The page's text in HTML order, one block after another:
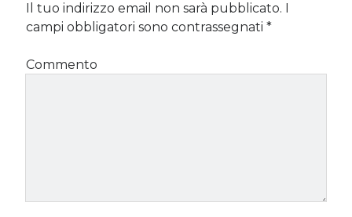
Il tuo indirizzo email non sarà pubblicato. I
campi obbligatori sono contrassegnati*
Commento